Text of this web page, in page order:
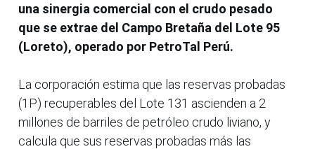
una sinergia comercial con el crudo pesado
que se extrae del Campo Bretaña del Lote 95
(Loreto), operado por PetroTal Perú.
La corporación estima que las reservas probadas
(1P) recuperables del Lote 131 ascienden a 2
millones de barriles de petróleo crudo liviano, y
calcula que sus reservas probadas más las